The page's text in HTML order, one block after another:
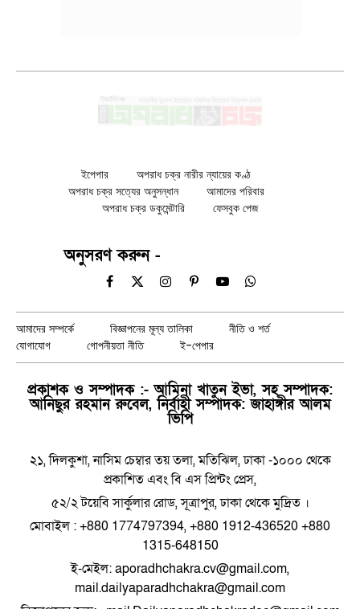
ইপেপার
অপরাধ চক্র নারীর ন্যায়ের কণ্ঠ
অপরাধ চক্র সত্যের অনুসন্ধান
আমাদের পরিবার
অপরাধ চক্র ডকুমেন্টারি
ফেসবুক পেজ
অনুসরণ করুন -
Facebook
X
InstagramPinterestYouTubeWhatsApp
আমাদের সম্পর্কে বিজ্ঞাপনের মূল্য তালিকা
নীতি ও শর্ত
যোগাযোগ
গোপনীয়তা নীতি ই-পেপার
প্রকাশক ও সম্পাদক :- আমিনা খাতুন ইভা, সহ সম্পাদক:
আনিছুর রহমান রুবেল, নির্বাহী সম্পাদক: জাহাঙ্গীর আলম
ভিপি
২১, দিলকুশা, নাসিম চেম্বার তয় তলা, মতিঝিল, ঢাকা -১০০০ থেকে
প্রকাশিত এবং বি এস প্রিন্টং প্রেস,
৫২/২ টয়েবি সার্কুলার রোড, সূত্রাপুর, ঢাকা থেকে মুদ্রিত ।
মোবাইল : +880 1774797394, +880 1912-436520 +880
1315-648150
ই-মেইল: aporadhchakra.cv@gmail.com,
mail.dailyaparadhchakra@gmail.com